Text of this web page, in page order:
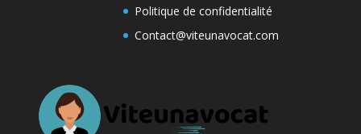
Politique de confidentialité
Contact@viteunavocat.com